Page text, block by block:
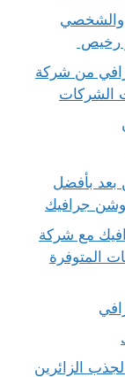
والشخصي
رخيص
من شركة
الشركات
بأفضل
جرافيك
مع شركة
المتوفرة
الزائرين